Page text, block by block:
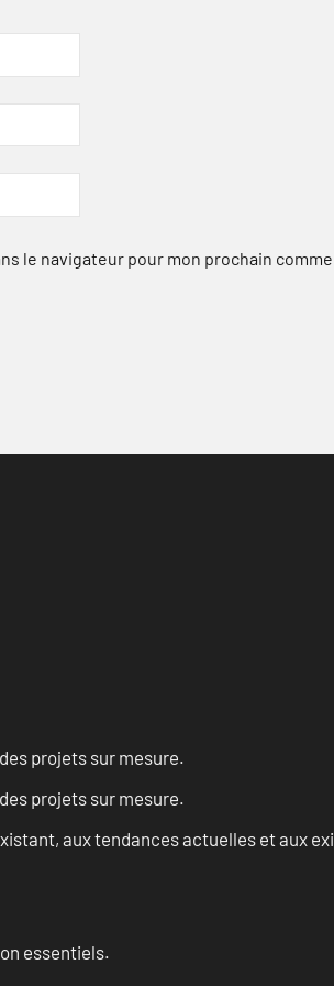
le navigateur pour mon prochain
projets sur mesure.
projets sur mesure.
aux tendances actuelles et aux
essentiels.